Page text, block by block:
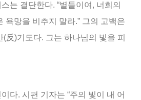
는 결단한다. “별들이여 , 너희의
욕망을 비추지 말라.” 그의 고백은
(反 )기도다. 그는 하나님의 빛을 피
이다. 시편 기자는 “주의 빛이 내 어